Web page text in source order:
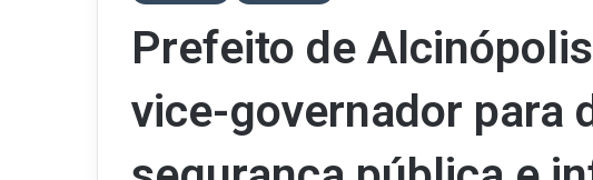
Prefeito de
vice-governador para